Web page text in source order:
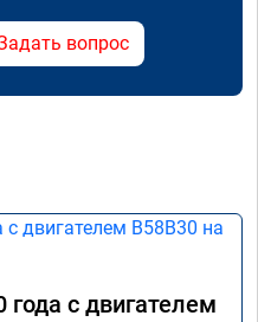
вопрос
года с двигателем